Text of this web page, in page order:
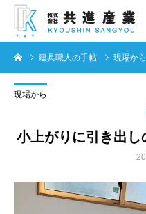
建具職人の手帖 現場から
現場から
小上がりに引き出